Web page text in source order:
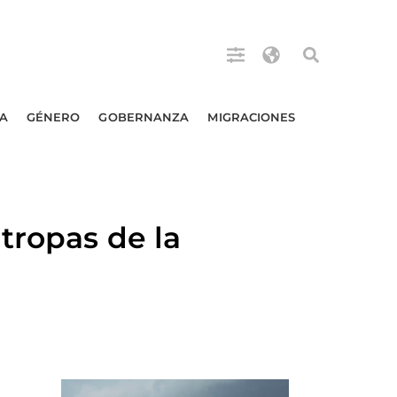
GÉNERO GOBERNANZA MIGRACIONES
de la